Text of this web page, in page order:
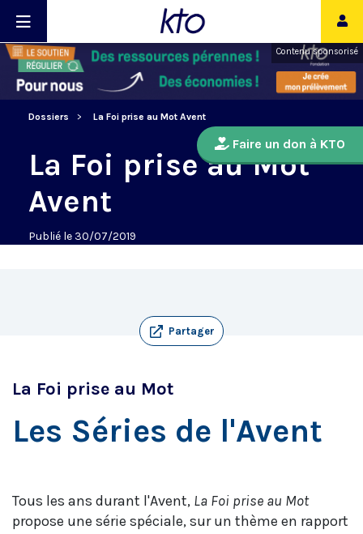
Contenu sponsorisé
Dossiers La Foi prise au Mot Avent
Faire un don à KTO
La Foi prise au Mot
Avent
Publié le 30/07/2019
Partager
La Foi prise au Mot
Les Séries de l'Avent
Tous les ans durant l'Avent, La Foi prise au Mot
propose une série spéciale, sur un thème en rapport